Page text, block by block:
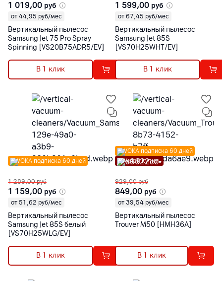
1 019,00 руб
от 44,95 руб/мес
Вертикальный пылесос
Samsung Jet 75 Pro Spray
Spinning [VS20B75ADR5/EV]
В 1 клик
1 599,00 руб
от 67,45 руб/мес
Вертикальный пылесос
Samsung Jet 85S
[VS70H25WHT/EV]
В 1 клик
VOKA подписка 60 дней
1 289,00 руб
1 159,00 руб
от 51,62 руб/мес
Вертикальный пылесос
Samsung Jet 85S белый
[VS70H25WLG/EV]
В 1 клик
Успей купить
VOKA подписка 60 дней
929,00 руб
849,00 руб
от 39,54 руб/мес
Вертикальный пылесос
Trouver M50 [HMH36A]
В 1 клик